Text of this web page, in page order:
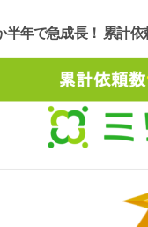
半年で急成長！ 累計依